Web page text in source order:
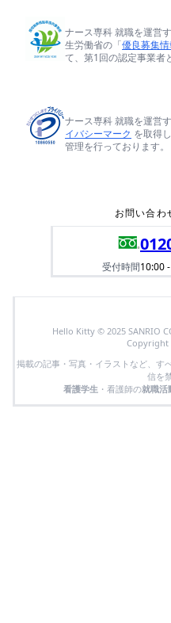
ナース専科 就職を運営
生労働省の「優良募集
て、第1回の認定事業者
ナース専科 就職を運営
イバシーマーク を取得
管理を行っております。
お問い合わ
受付時間10:00
Hello Kitty © 2025 SANRIO
Copyright
掲載の記事・写真・イラストなど、す
信を
看護学生・看護師の就職活